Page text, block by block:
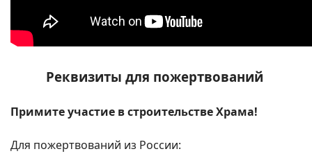
Реквизиты для пожертвований
Примите участие в строительстве Храма!
Для пожертвований из России: